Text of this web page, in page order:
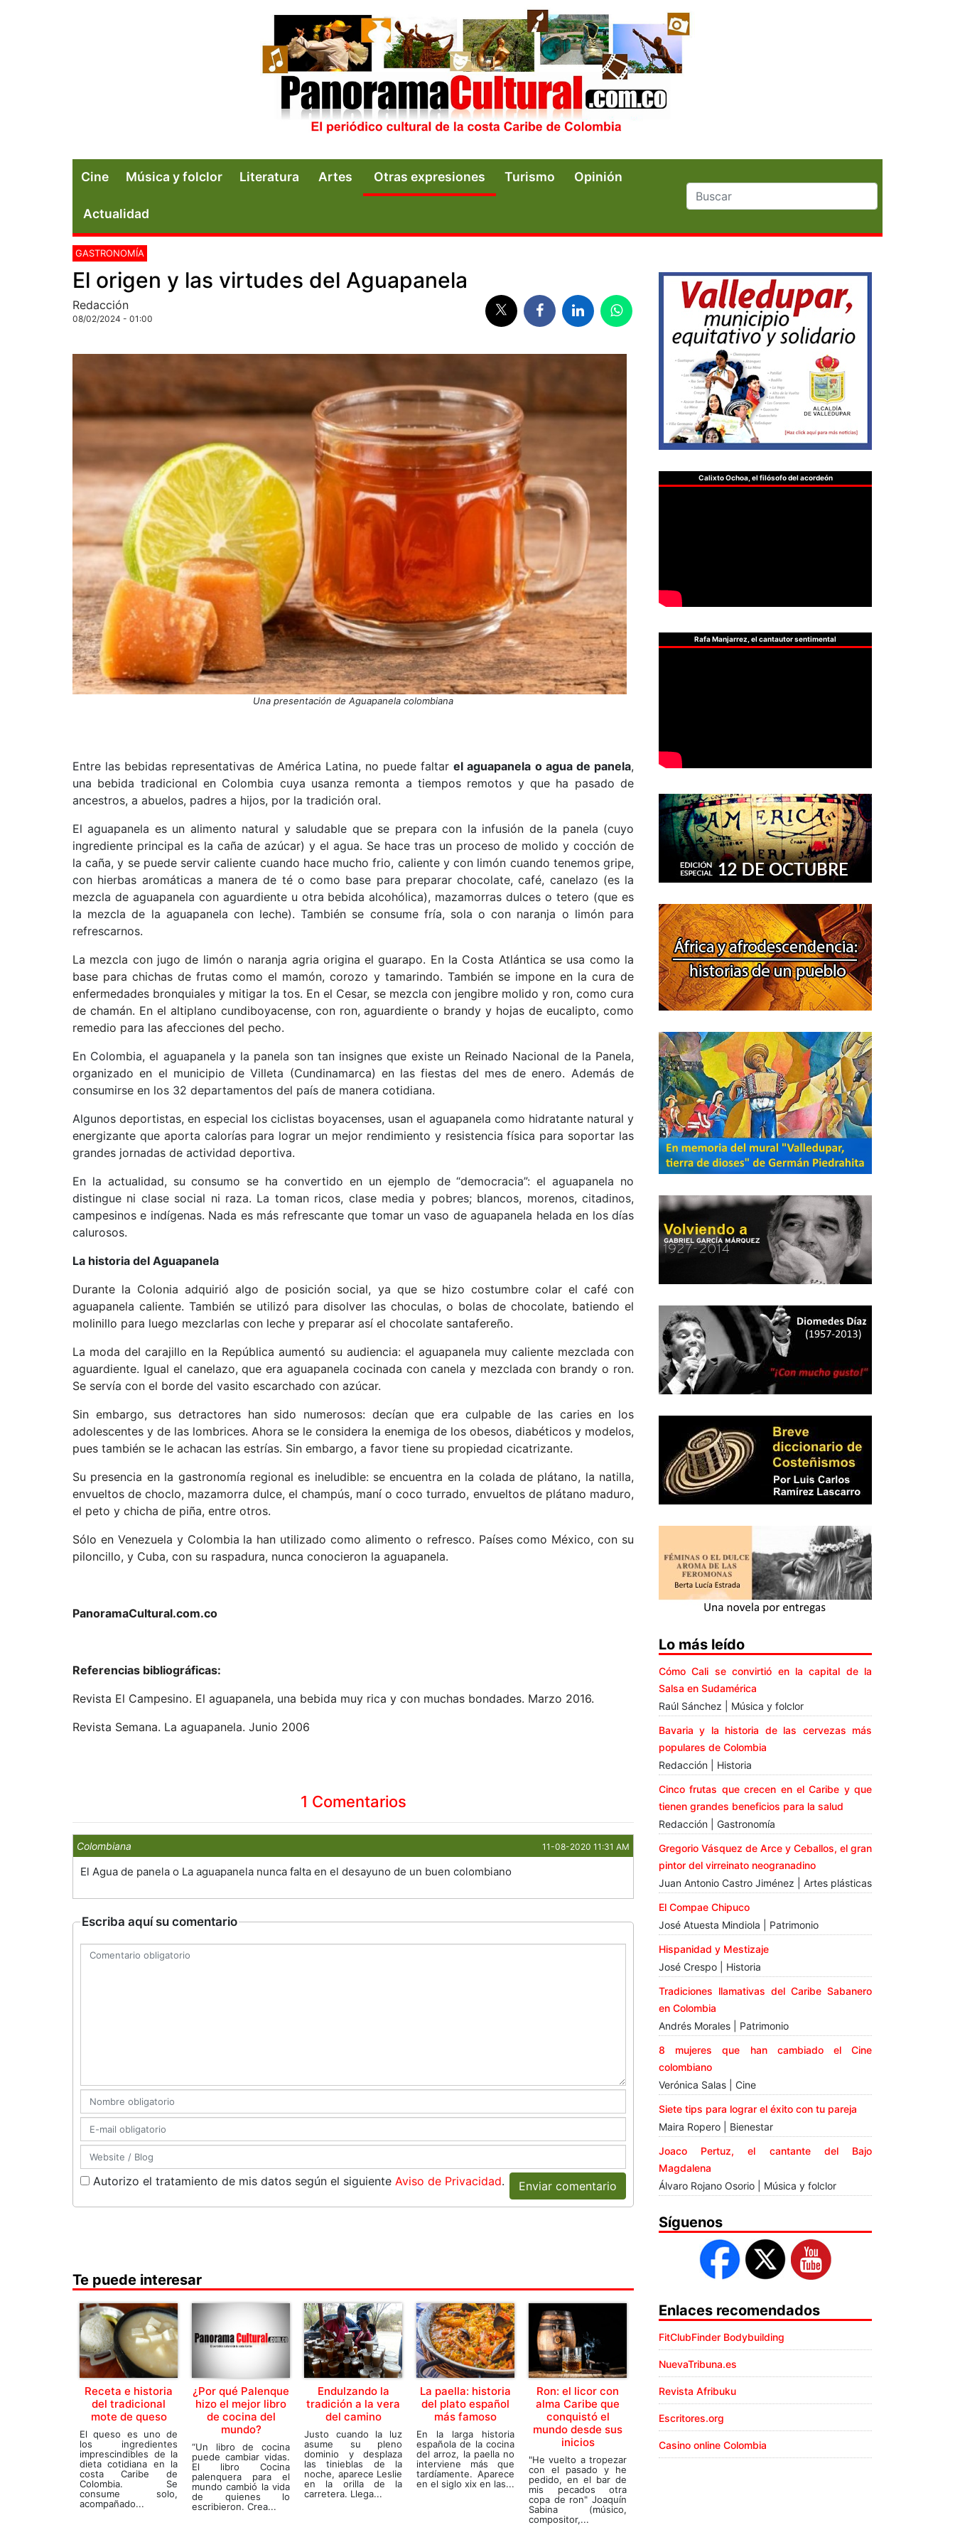
Cine Música y folclor Literatura Artes Otras expresiones Turismo Opinión
Actualidad
GASTRONOMÍA
El origen y las virtudes del Aguapanela
Redacción
08/02/2024 - 01:00
Una presentación de Aguapanela colombiana
Entre las bebidas representativas de América Latina, no puede faltarel aguapanela o agua de panela,
una bebida tradicional en Colombia cuya usanza remonta a tiempos remotos y que ha pasado de
ancestros, a abuelos, padres a hijos, por la tradición oral.
El aguapanela es un alimento natural y saludable que se prepara con la infusión de la panela (cuyo
ingrediente principal es la caña de azúcar) y el agua. Se hace tras un proceso de molido y cocción de
la caña, y se puede servir caliente cuando hace mucho frio, caliente y con limón cuando tenemos gripe,
con hierbas aromáticas a manera de té o como base para preparar chocolate, café, canelazo (es la
mezcla de aguapanela con aguardiente u otra bebida alcohólica), mazamorras dulces o tetero (que es
la mezcla de la aguapanela con leche). También se consume fría, sola o con naranja o limón para
refrescarnos.
La mezcla con jugo de limón o naranja agria origina el guarapo. En la Costa Atlántica se usa como la
base para chichas de frutas como el mamón, corozo y tamarindo. También se impone en la cura de
enfermedades bronquiales y mitigar la tos. En el Cesar, se mezcla con jengibre molido y ron, como cura
de chamán. En el altiplano cundiboyacense, con ron, aguardiente o brandy y hojas de eucalipto, como
remedio para las afecciones del pecho.
En Colombia, el aguapanela y la panela son tan insignes que existe un Reinado Nacional de la Panela,
organizado en el municipio de Villeta (Cundinamarca) en las fiestas del mes de enero. Además de
consumirse en los 32 departamentos del país de manera cotidiana.
Algunos deportistas, en especial los ciclistas boyacenses, usan el aguapanela como hidratante natural y
energizante que aporta calorías para lograr un mejor rendimiento y resistencia física para soportar las
grandes jornadas de actividad deportiva.
En la actualidad, su consumo se ha convertido en un ejemplo de “democracia”: el aguapanela no
distingue ni clase social ni raza. La toman ricos, clase media y pobres; blancos, morenos, citadinos,
campesinos e indígenas. Nada es más refrescante que tomar un vaso de aguapanela helada en los días
calurosos.
La historia del Aguapanela
Durante la Colonia adquirió algo de posición social, ya que se hizo costumbre colar el café con
aguapanela caliente. También se utilizó para disolver las choculas, o bolas de chocolate, batiendo el
molinillo para luego mezclarlas con leche y preparar así el chocolate santafereño.
La moda del carajillo en la República aumentó su audiencia: el aguapanela muy caliente mezclada con
aguardiente. Igual el canelazo, que era aguapanela cocinada con canela y mezclada con brandy o ron.
Se servía con el borde del vasito escarchado con azúcar.
Sin embargo, sus detractores han sido numerosos: decían que era culpable de las caries en los
adolescentes y de las lombrices. Ahora se le considera la enemiga de los obesos, diabéticos y modelos,
pues también se le achacan las estrías. Sin embargo, a favor tiene su propiedad cicatrizante.
Su presencia en la gastronomía regional es ineludible: se encuentra en la colada de plátano, la natilla,
envueltos de choclo, mazamorra dulce, el champús, maní o coco turrado, envueltos de plátano maduro,
el peto y chicha de piña, entre otros.
Sólo en Venezuela y Colombia la han utilizado como alimento o refresco. Países como México, con su
piloncillo, y Cuba, con su raspadura, nunca conocieron la aguapanela.
PanoramaCultural.com.co
Referencias bibliográficas:
Revista El Campesino. El aguapanela, una bebida muy rica y con muchas bondades. Marzo 2016.
Revista Semana. La aguapanela. Junio 2006
1 Comentarios
Colombiana 11-08-2020 11:31 AM
El Agua de panela o La aguapanela nunca falta en el desayuno de un buen colombiano
Escriba aquí su comentario
Autorizo el tratamiento de mis datos según el siguiente Aviso de Privacidad. Enviar comentario
Te puede interesar
Receta e historia
del tradicional
mote de queso
El queso es uno de
los ingredientes
imprescindibles de la
dieta cotidiana en la
costa Caribe de
Colombia. Se
consume solo,
acompañado...
¿Por qué Palenque
hizo el mejor libro
de cocina del
mundo?
“Un libro de cocina
puede cambiar vidas.
El libro Cocina
palenquera para el
mundo cambió la vida
de quienes lo
escribieron. Crea...
Endulzando la
tradición a la vera
del camino
Justo cuando la luz
asume su pleno
dominio y desplaza
las tinieblas de la
noche, aparece Leslie
en la orilla de la
carretera. Llega...
La paella: historia
del plato español
más famoso
En la larga historia
española de la cocina
del arroz, la paella no
interviene más que
tardíamente. Aparece
en el siglo xix en las...
Ron: el licor con
alma Caribe que
conquistó el
mundo desde sus
inicios
"He vuelto a tropezar
con el pasado y he
pedido, en el bar de
mis pecados otra
copa de ron" Joaquín
Sabina (músico,
compositor,...
Calixto Ochoa, el filósofo del acordeón
Rafa Manjarrez, el cantautor sentimental
Lo más leído
Cómo Cali se convirtió en la capital de la
Salsa en Sudamérica
Raúl Sánchez | Música y folclor
Bavaria y la historia de las cervezas más
populares de Colombia
Redacción | Historia
Cinco frutas que crecen en el Caribe y que
tienen grandes beneficios para la salud
Redacción | Gastronomía
Gregorio Vásquez de Arce y Ceballos, el gran
pintor del virreinato neogranadino
Juan Antonio Castro Jiménez | Artes plásticas
El Compae Chipuco
José Atuesta Mindiola | Patrimonio
Hispanidad y Mestizaje
José Crespo | Historia
Tradiciones llamativas del Caribe Sabanero
en Colombia
Andrés Morales | Patrimonio
8 mujeres que han cambiado el Cine
colombiano
Verónica Salas | Cine
Siete tips para lograr el éxito con tu pareja
Maira Ropero | Bienestar
Joaco Pertuz, el cantante del Bajo
Magdalena
Álvaro Rojano Osorio | Música y folclor
Síguenos
Enlaces recomendados
FitClubFinder Bodybuilding
NuevaTribuna.es
Revista Afribuku
Escritores.org
Casino online Colombia